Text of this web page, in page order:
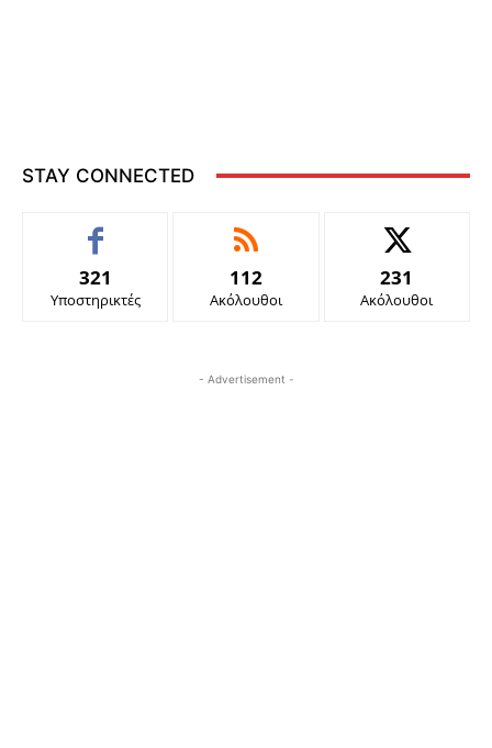
STAY CONNECTED
321
Υποστηρικτές
112
Ακόλουθοι
231
Ακόλουθοι
- Advertisement -